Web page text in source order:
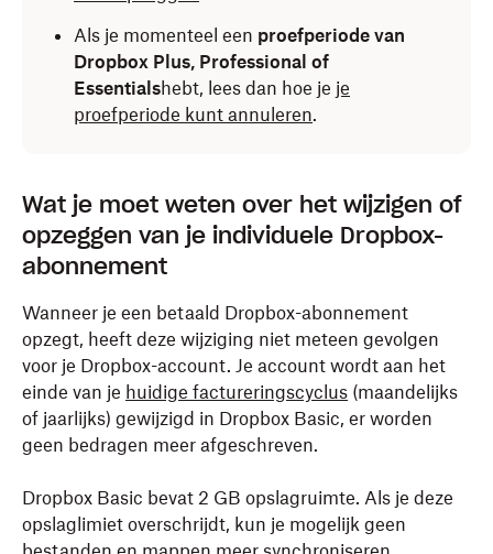
Als je momenteel een proefperiode van
Dropbox Plus, Professional of
Essentialshebt, lees dan hoe je je
proefperiode kunt annuleren.
Wat je moet weten over het wijzigen of
opzeggen van je individuele Dropbox-
abonnement
Wanneer je een betaald Dropbox-abonnement
opzegt, heeft deze wijziging niet meteen gevolgen
voor je Dropbox-account. Je account wordt aan het
einde van je huidige factureringscyclus (maandelijks
of jaarlijks) gewijzigd in Dropbox Basic, er worden
geen bedragen meer afgeschreven.
Dropbox Basic bevat 2 GB opslagruimte. Als je deze
opslaglimiet overschrijdt, kun je mogelijk geen